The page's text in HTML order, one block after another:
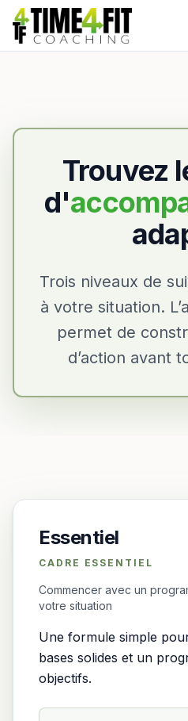
Aller au contenu principal
Trouvez
d'
Trois niveaux de
à votre situation.
permet de
d’action avant
Essentiel
CADRE ESSENTIEL
Commencer avec un
votre situation
Une formule simple
bases solides et un
objectifs.